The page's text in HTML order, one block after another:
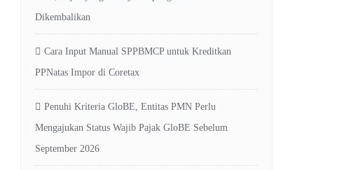
Dikembalikan
Cara Input Manual SPPBMCP untuk Kreditkan
PPNatas Impor di Coretax
Penuhi Kriteria GloBE, Entitas PMN Perlu
Mengajukan Status Wajib Pajak GloBE Sebelum
September 2026